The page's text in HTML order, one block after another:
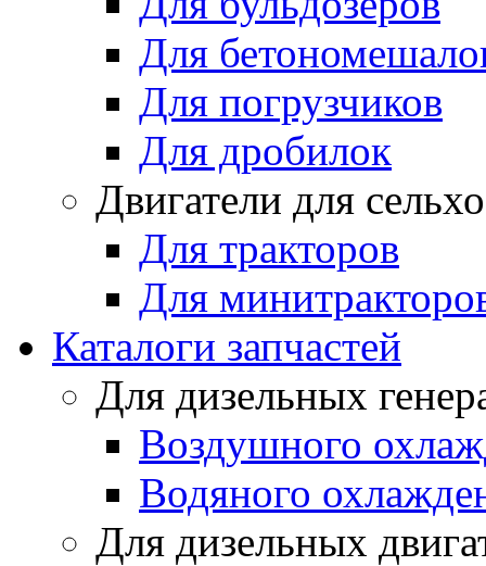
Для
Для погрузчиков
Для дробилок
Двигатели для
Для тракторов
Для
Каталоги запчастей
Для дизельных
Воздушного
Водяного
Для дизельных